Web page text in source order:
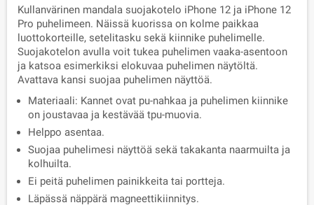
Kullanvärinen mandala suojakotelo iPhone 12 ja iPhone 12
Pro puhelimeen. Näissä kuorissa on kolme paikkaa
luottokorteille, setelitasku sekä kiinnike puhelimelle.
Suojakotelon avulla voit tukea puhelimen vaaka-asentoon
ja katsoa esimerkiksi elokuvaa puhelimen näytöltä.
Avattava kansi suojaa puhelimen näyttöä.
Materiaali: Kannet ovat pu-nahkaa ja puhelimen kiinnike
on joustavaa ja kestävää tpu-muovia.
Helppo asentaa.
Suojaa puhelimesi näyttöä sekä takakanta naarmuilta ja
kolhuilta.
Ei peitä puhelimen painikkeita tai portteja.
Läpässä näppärä magneettikiinnitys.